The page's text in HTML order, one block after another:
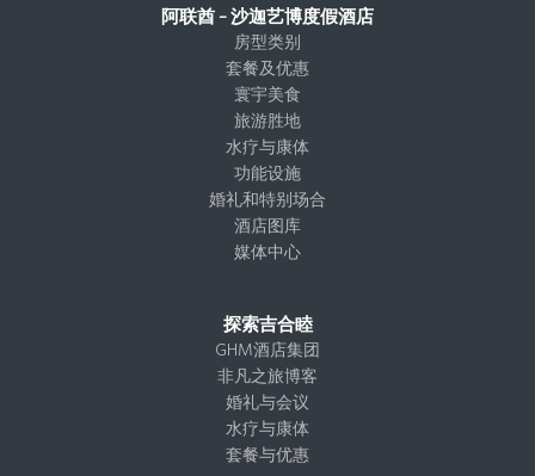
t
e
b
o
o
k
k
e
d
I
n
i
阿联酋 – 沙迦艺博度假酒店
房型类别
套餐及优惠
寰宇美食
旅游胜地
水疗与康体
功能设施
婚礼和特别场合
酒店图库
媒体中心
探索吉合睦
GHM酒店集团
非凡之旅博客
婚礼与会议
水疗与康体
套餐与优惠